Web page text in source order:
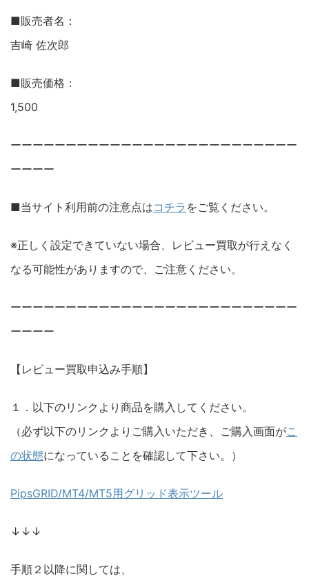
■販売者名：
吉崎 佐次郎
■販売価格：
1,500
ーーーーーーーーーーーーーーーーーーーーーーーーーー
ーーーー
■当サイト利用前の注意点はコチラ をご覧ください。
※正しく設定できていない場合、レビュー買取が行えなく
なる可能性がありますので、ご注意ください。
ーーーーーーーーーーーーーーーーーーーーーーーーーー
ーーーー
【レビュー買取申込み手順】
１．以下のリンクより商品を購入してください。
（必ず以下のリンクよりご購入いただき、ご購入画面がこ
の状態になっていることを確認して下さい。）
PipsGRID/MT4/MT5用グリッド表示ツール
↓↓↓
手順２以降に関しては、